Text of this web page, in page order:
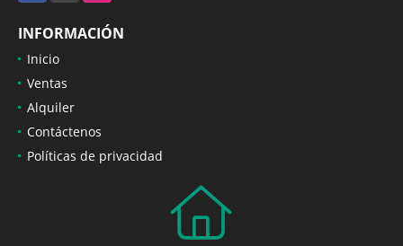
INFORMACIÓN
Inicio
Ventas
Alquiler
Contáctenos
Políticas de privacidad